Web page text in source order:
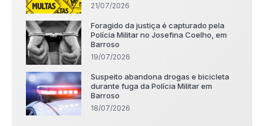
21/07/2026
Foragido da justiça é capturado pela
Polícia Militar no Josefina Coelho, em
Barroso
19/07/2026
Suspeito abandona drogas e bicicleta
durante fuga da Polícia Militar em
Barroso
18/07/2026